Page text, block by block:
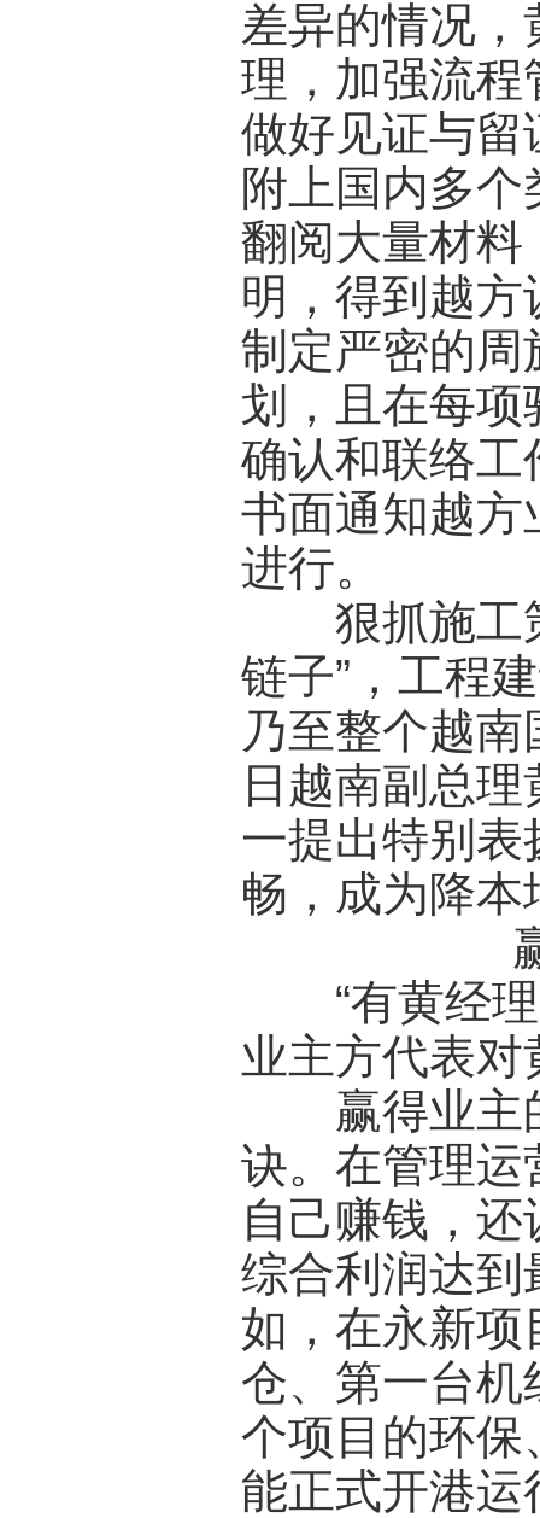
差异的情况
理，加强流程
做好见证与留
附上国内多
翻阅大量材
明，得到越
制定严密的周
划，且在每
确认和联络工
书面通知越方
进行。
狠抓施工策
链子”，工程
乃至整个越
日越南副总
一提出特别
畅，成为降
“有黄经理
业主方代表
赢得业主的
诀。在管理运
自己赚钱，
综合利润达到
如，在永新
仓、第一台
个项目的环保
能正式开港